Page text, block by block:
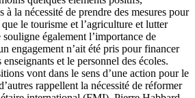
à la nécessité de prendre des mesures pour
le tourisme et l’agriculture et lutter
également l’importance de
engagement n’ait été pris pour financer
et le personnel des écoles.
vont dans le sens d’une action pour le
rappellent la nécessité de réformer